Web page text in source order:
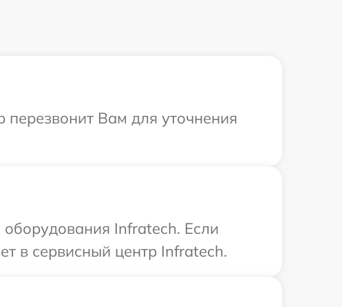
Вам для уточнения
Infratech. Если
в сервисный центр Infratech.